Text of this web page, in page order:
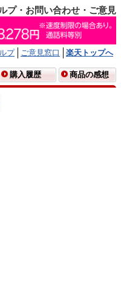
プ・お問い合わせ・ご意見
プ ご意見窓口
楽天トップへ
購入履歴 商品の感想